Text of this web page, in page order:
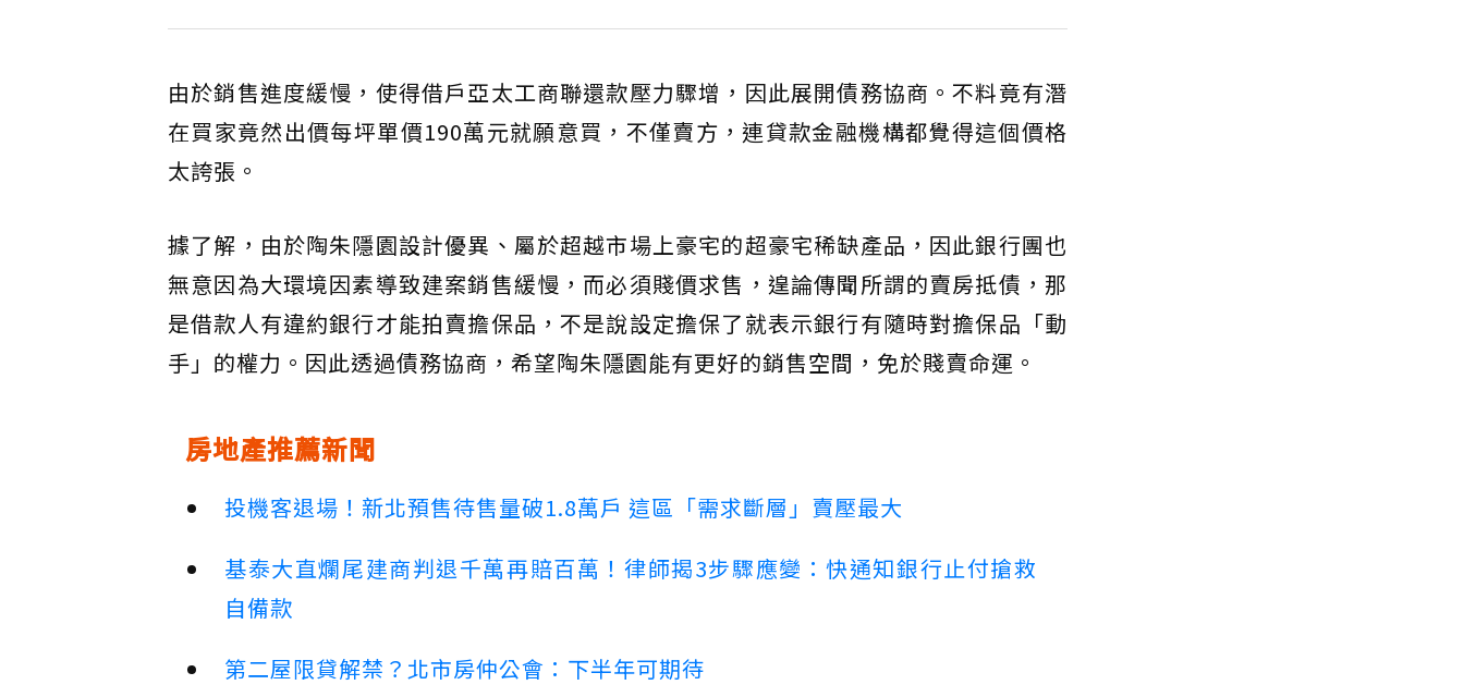
由於銷售進度緩慢，使得借戶亞太工商聯還款壓力驟增，因此展開債務協商。不料竟有潛
在買家竟然出價每坪單價190萬元就願意買，不僅賣方，連貸款金融機構都覺得這個價格
太誇張。
據了解，由於陶朱隱園設計優異、屬於超越市場上豪宅的超豪宅稀缺產品，因此銀行團也
無意因為大環境因素導致建案銷售緩慢，而必須賤價求售，遑論傳聞所謂的賣房抵債，那
是借款人有違約銀行才能拍賣擔保品，不是說設定擔保了就表示銀行有隨時對擔保品「動
手」的權力。因此透過債務協商，希望陶朱隱園能有更好的銷售空間，免於賤賣命運。
房地產推薦新聞
投機客退場！新北預售待售量破1.8萬戶 這區「需求斷層」賣壓最大
基泰大直爛尾建商判退千萬再賠百萬！律師揭3步驟應變：快通知銀行止付搶救
自備款
第二屋限貸解禁？北市房仲公會：下半年可期待